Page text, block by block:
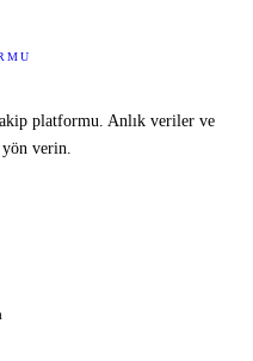
platformu. Anlık veriler ve
verin.